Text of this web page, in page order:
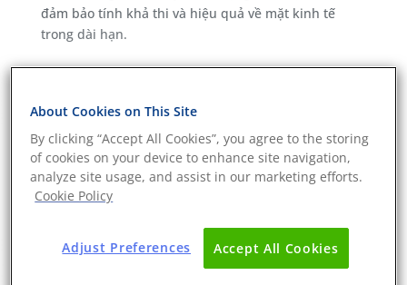
đảm bảo tính khả thi và hiệu quả về mặt kinh tế
trong dài hạn.
(NGO) đã lên tiếng về lo ngại trước những tác động
Một số hoạt động gây hại nhất của nông nghiệp
không bền vững bao gồm:
Xây dựng các mô hình canh tác đơn canh thâm
Phá rừng và chuyển đổi mục đích sử dụng đất để
chăn nuôi hoặc canh tác cây trồng
About Cookies on This Site
By clicking “Accept All Cookies”, you agree to the storing
of cookies on your device to enhance site navigation,
analyze site usage, and assist in our marketing efforts.
Cookie Policy
Accept All Cookies
Adjust Preferences